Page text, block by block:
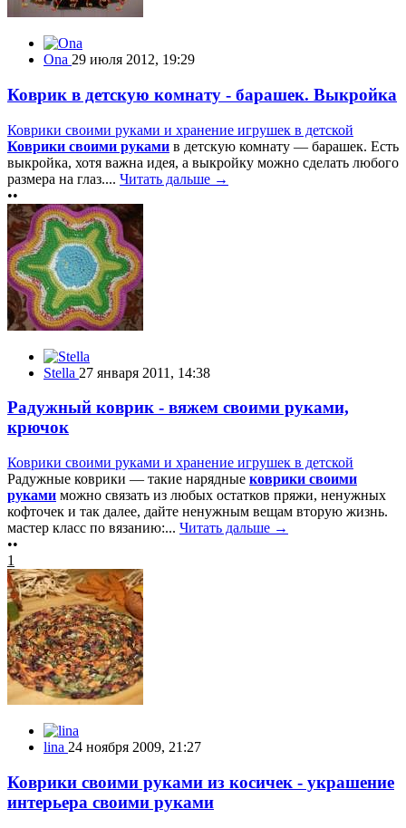
Ona 29 июля 2012, 19:29
Коврик в детскую комнату - барашек. Выкройка
Коврики своими руками и хранение игрушек в детской
Коврики своими руками в детскую комнату — барашек. Есть
выкройка, хотя важна идея, а выкройку можно сделать любого
размера на глаз.... Читать дальше →
••
Stella 27 января 2011, 14:38
Радужный коврик - вяжем своими руками,
крючок
Коврики своими руками и хранение игрушек в детской
Радужные коврики — такие нарядные коврики своими
руками можно связать из любых остатков пряжи, ненужных
кофточек и так далее, дайте ненужным вещам вторую жизнь.
мастер класс по вязанию:... Читать дальше →
••
1
lina 24 ноября 2009, 21:27
Коврики своими руками из косичек - украшение
интерьера своими руками